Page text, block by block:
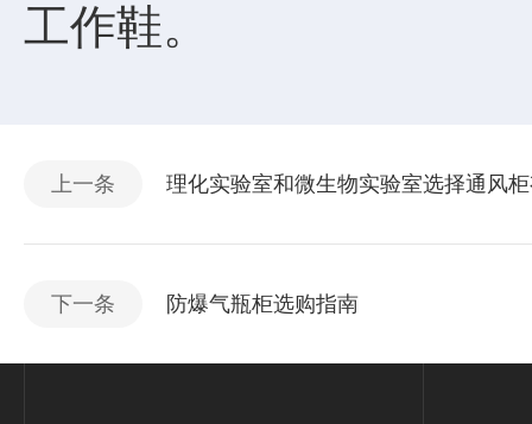
工作鞋。
上一条 理化实验室和微生物实验室选择通风
下一条 防爆气瓶柜选购指南